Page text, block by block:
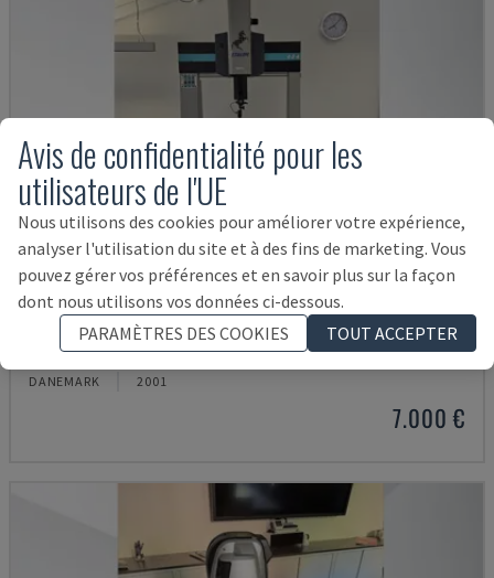
DERBY 454
ETALON - MACHINE À MESURER DE COORDONNÉES (CMM)
DANEMARK 2001
7.000 €
Avis de confidentialité pour les
utilisateurs de l'UE
Nous utilisons des cookies pour améliorer votre expérience,
analyser l'utilisation du site et à des fins de marketing. Vous
pouvez gérer vos préférences et en savoir plus sur la façon
dont nous utilisons vos données ci-dessous.
PARAMÈTRES DES COOKIES
TOUT ACCEPTER